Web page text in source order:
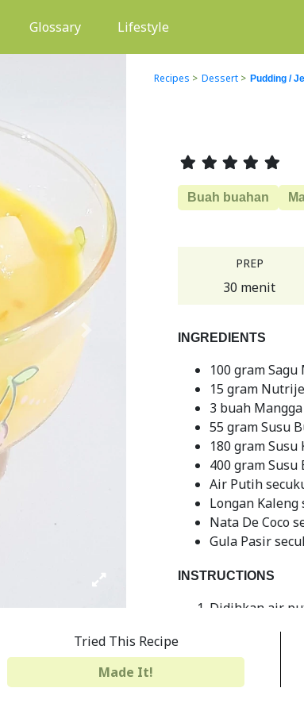
(current)Glossary Lifestyle
Recipes > Dessert > Pudding /
Buah buahan
PREP
30 menit
INGREDIENTS
100 gram
15 gram
3 buah
55 gram Susu
180 gram
400 gram Susu
Air Putih
Longan Kaleng
Nata De Coco
Gula Pasir
INSTRUCTIONS
Didihkan air
Setelah gula
hingga
kompornya,
Tried This Recipe
Made It!